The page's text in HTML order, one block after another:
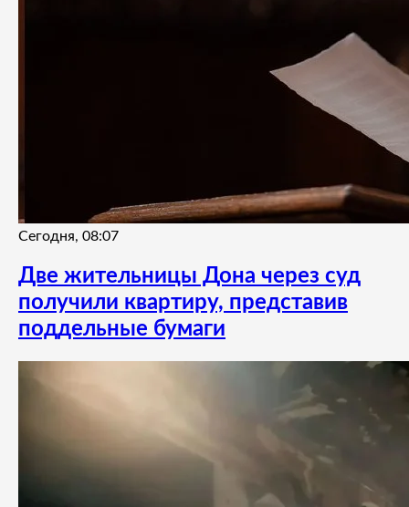
Сегодня, 08:07
Две жительницы Дона через суд
получили квартиру, представив
поддельные бумаги